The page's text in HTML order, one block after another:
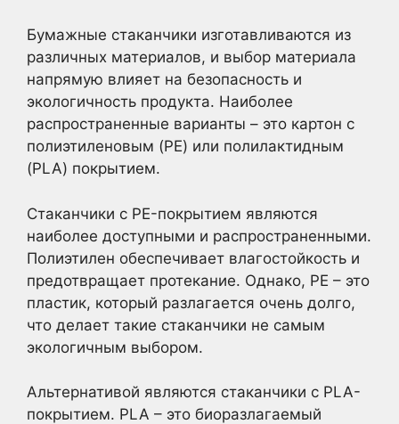
Бумажные стаканчики изготавливаются из
различных материалов, и выбор материала
напрямую влияет на безопасность и
экологичность продукта. Наиболее
распространенные варианты – это картон с
полиэтиленовым (PE) или полилактидным
(PLA) покрытием.
Стаканчики с PE-покрытием являются
наиболее доступными и распространенными.
Полиэтилен обеспечивает влагостойкость и
предотвращает протекание. Однако, PE – это
пластик, который разлагается очень долго,
что делает такие стаканчики не самым
экологичным выбором.
Альтернативой являются стаканчики с PLA-
покрытием. PLA – это биоразлагаемый